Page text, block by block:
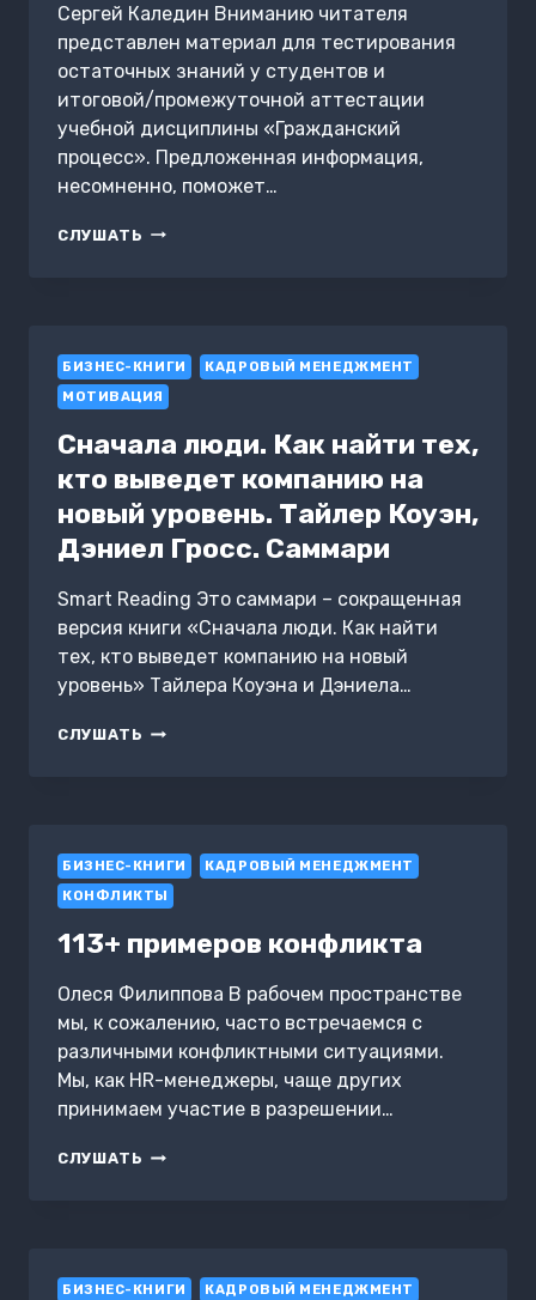
Сергей Каледин Вниманию читателя
представлен материал для тестирования
остаточных знаний у студентов и
итоговой/промежуточной аттестации
учебной дисциплины «Гражданский
процесс». Предложенная информация,
несомненно, поможет…
СЛУШАТЬ ГРАЖДАНСКИЙ
БИЗНЕС-КНИГИ
КАДРОВЫЙ МЕНЕДЖМЕНТ
МОТИВАЦИЯ
Сначала люди. Как найти тех,
кто выведет компанию на
новый уровень. Тайлер Коуэн,
Дэниел Гросс. Саммари
Smart Reading Это саммари – сокращенная
версия книги «Сначала люди. Как найти
тех, кто выведет компанию на новый
уровень» Тайлера Коуэна и Дэниела…
СЛУШАТЬ СНАЧАЛА
ВЫВЕДЕТ
КОМПАНИЮ
НА
НОВЫЙ
УРОВЕНЬ.
КОУЭН,
ДЭНИЕЛ
ГРОСС.
САММАРИ
БИЗНЕС-КНИГИ
КАДРОВЫЙ МЕНЕДЖМЕНТ
КОНФЛИКТЫ
113+ примеров конфликта
Олеся Филиппова В рабочем пространстве
мы, к сожалению, часто встречаемся с
различными конфликтными ситуациями.
Мы, как HR-менеджеры, чаще других
принимаем участие в разрешении…
СЛУШАТЬ 113+
БИЗНЕС-КНИГИ КАДРОВЫЙ МЕНЕДЖМЕНТ